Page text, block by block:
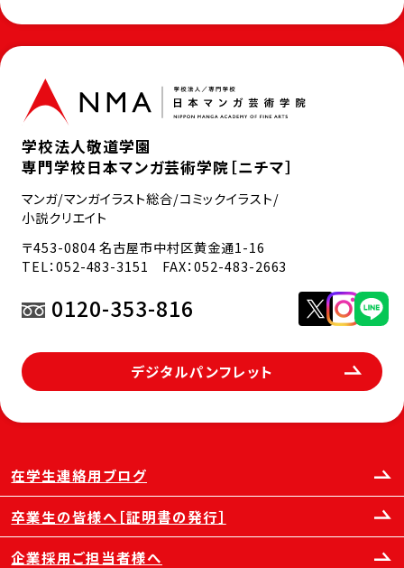
学校法人敬道学園
専門学校日本マンガ芸術学院［ニチマ］
マンガ/マンガイラスト総合/コミックイラスト/
小説クリエイト
〒453-0804 名古屋市中村区黄金通1-16
TEL：052-483-3151 FAX：052-483-2663
0120-353-816
デジタルパンフレット
在学生連絡用ブログ
卒業生の皆様へ［証明書の発行］
企業採用ご担当者様へ